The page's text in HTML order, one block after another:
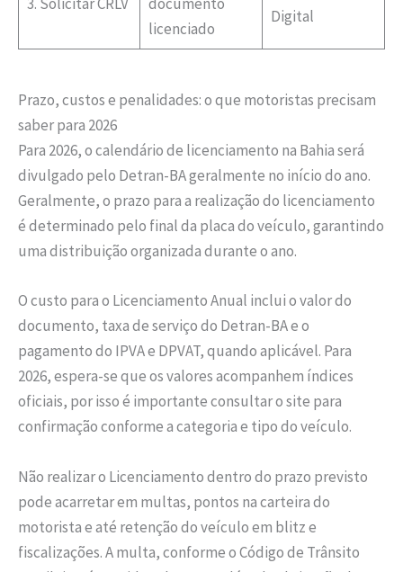
licenciado
Digital
Prazo, custos e penalidades: o que motoristas precisam
saber para 2026
Para 2026, o calendário de licenciamento na Bahia será
divulgado pelo Detran-BA geralmente no início do ano.
Geralmente, o prazo para a realização do licenciamento
é determinado pelo final da placa do veículo, garantindo
uma distribuição organizada durante o ano.
O custo para o Licenciamento Anual inclui o valor do
documento, taxa de serviço do Detran-BA e o
pagamento do IPVA e DPVAT, quando aplicável. Para
2026, espera-se que os valores acompanhem índices
oficiais, por isso é importante consultar o site para
confirmação conforme a categoria e tipo do veículo.
Não realizar o Licenciamento dentro do prazo previsto
pode acarretar em multas, pontos na carteira do
motorista e até retenção do veículo em blitz e
fiscalizações. A multa, conforme o Código de Trânsito